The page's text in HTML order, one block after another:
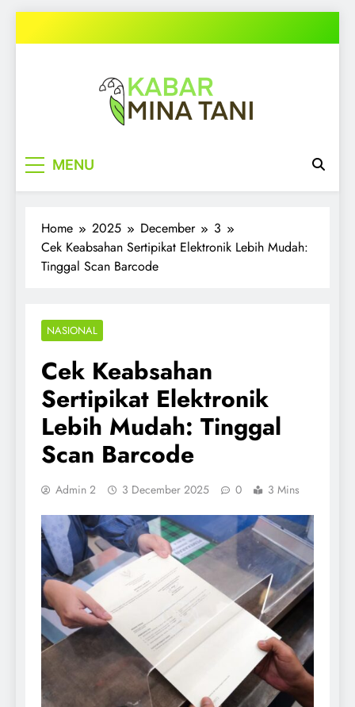
to
MENU
Home 2025 December
3
Cek Keabsahan Sertipikat Elektronik Lebih Mudah:
Tinggal Scan Barcode
NASIONAL
Cek Keabsahan
Sertipikat Elektronik
Lebih Mudah: Tinggal
Scan Barcode
Admin 2 3 December 2025 0 3 Mins